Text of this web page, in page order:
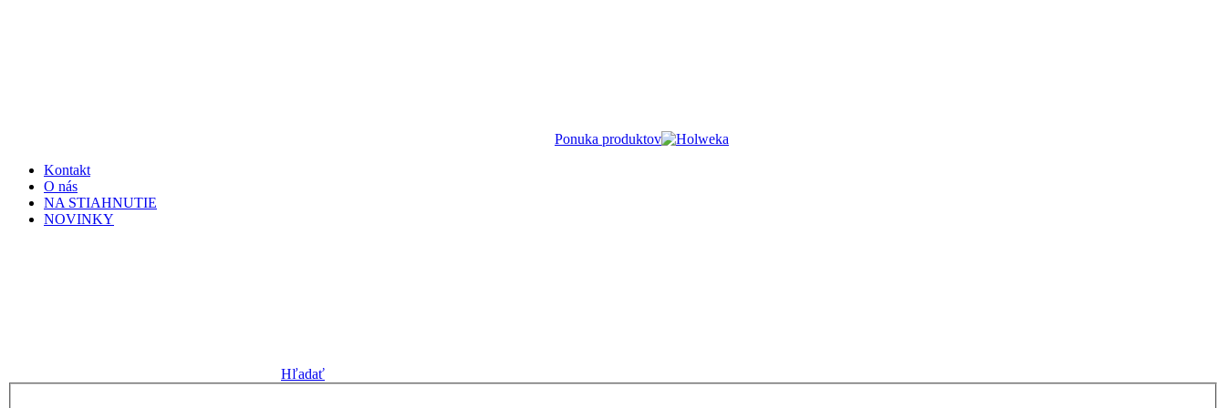
Ponuka produktov
Kontakt
O nás
NA STIAHNUTIE
NOVINKY
Hľadať